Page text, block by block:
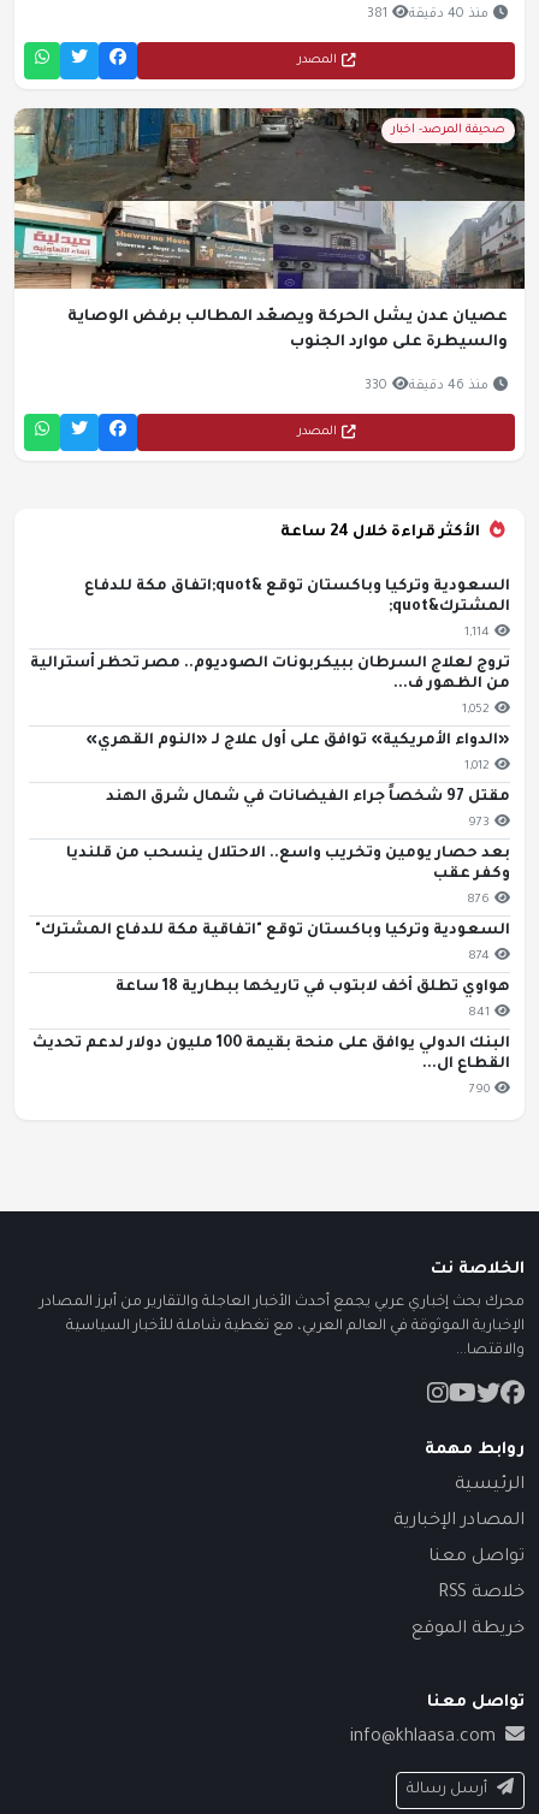
منذ 40 دقيقة 381
المصدر
صحيفة المرصد- اخبار
عصيان عدن يشل الحركة ويصعّد المطالب برفض الوصاية
والسيطرة على موارد الجنوب
منذ 46 دقيقة 330
المصدر
الأكثر قراءة خلال 24 ساعة
السعودية وتركيا وباكستان توقع &quot;اتفاق مكة للدفاع
المشترك&quot;
1,114
تروج لعلاج السرطان ببيكربونات الصوديوم.. مصر تحظر أسترالية
من الظهور ف...
1,052
«الدواء الأمريكية» توافق على أول علاج لـ «النوم القهري»
1,012
مقتل 97 شخصاً جراء الفيضانات في شمال شرق الهند
973
بعد حصار يومين وتخريب واسع.. الاحتلال ينسحب من قلنديا
وكفر عقب
876
السعودية وتركيا وباكستان توقع "اتفاقية مكة للدفاع المشترك"
874
هواوي تطلق أخف لابتوب في تاريخها ببطارية 18 ساعة
841
البنك الدولي يوافق على منحة بقيمة 100 مليون دولار لدعم تحديث
القطاع ال...
790
الخلاصة نت
محرك بحث إخباري عربي يجمع أحدث الأخبار العاجلة والتقارير من أبرز المصادر
الإخبارية الموثوقة في العالم العربي، مع تغطية شاملة للأخبار السياسية
والاقتصا...
روابط مهمة
الرئيسية
المصادر الإخبارية
تواصل معنا
خلاصة RSS
خريطة الموقع
تواصل معنا
info@khlaasa.com
أرسل رسالة